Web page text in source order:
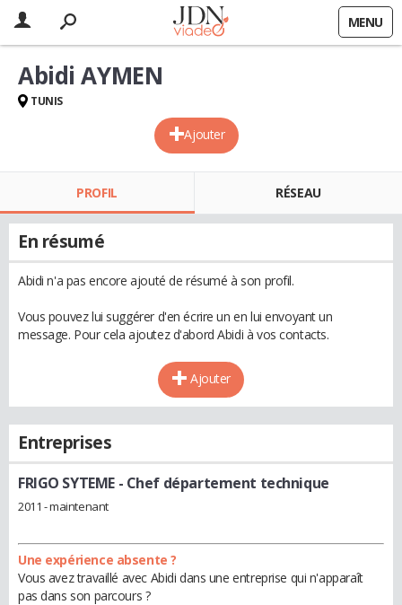
MENU
Ajouter
Abidi AYMEN
TUNIS
PROFIL RÉSEAU
En résumé
Abidi n'a pas encore ajouté de résumé à son profil.
Vous pouvez lui suggérer d'en écrire un en lui envoyant un
message. Pour cela ajoutez d'abord Abidi à vos contacts.
Ajouter
Entreprises
FRIGO SYTEME- Chef département technique
2011 - maintenant
Une expérience absente ?
Vous avez travaillé avec Abidi dans une entreprise qui n'apparaît
pas dans son parcours ?